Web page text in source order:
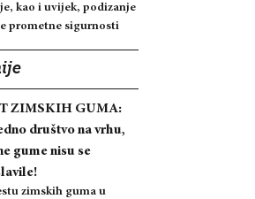
kao i uvijek, podizanje
prometne sigurnosti
ZIMSKIH GUMA:
društvo na vrhu,
gume nisu se
zimskih guma u